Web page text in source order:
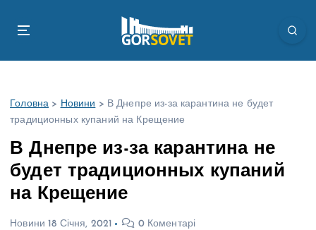
Головна > Новини > В Днепре из-за карантина не будет
традиционных купаний на Крещение
В Днепре из-за карантина не
будет традиционных купаний
на Крещение
Новини 18 Січня, 2021 0 Коментарі